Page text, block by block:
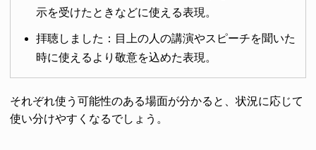
示を受けたときなどに使える表現。
拝聴しました：目上の人の講演やスピーチを聞いた
時に使えるより敬意を込めた表現。
それぞれ使う可能性のある場面が分かると、状況に応じて
使い分けやすくなるでしょう。